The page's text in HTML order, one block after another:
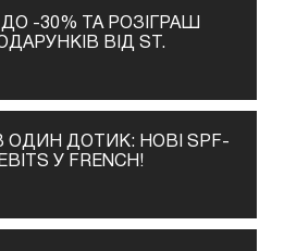
-30% ТА РОЗІГРАШ
ВІД ST.
ОДИН ДОТИК: НОВІ SPF-
У FRENCH!